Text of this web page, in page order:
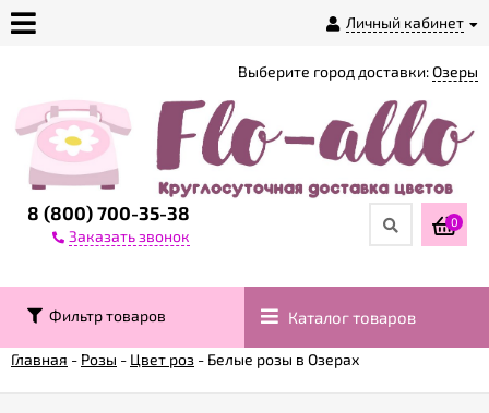
Личный кабинет
магазине
Доставка
Контакты
8 (800) 700-35-38
Заказать звонок
Выберите город доставки:Озеры
0
Фильтр товаров Каталог товаров
Главная - Розы - Цвет роз - Белые розы в Озерах